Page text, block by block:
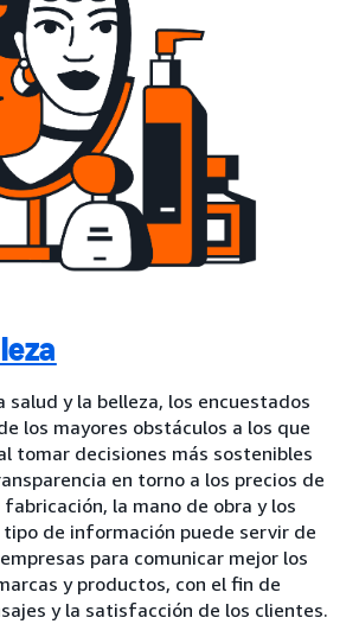
salud y la belleza, los encuestados
los mayores obstáculos a los que
tomar decisiones más sostenibles
en torno a los precios de
la mano de obra y los
de información puede servir de
para comunicar mejor los
y productos, con el fin de
y la satisfacción de los clientes.